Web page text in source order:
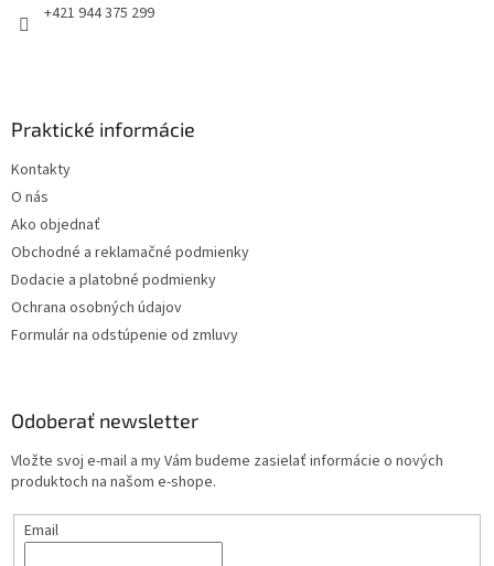
+421 944 375 299
Praktické informácie
Kontakty
O nás
Ako objednať
Obchodné a reklamačné podmienky
Dodacie a platobné podmienky
Ochrana osobných údajov
Formulár na odstúpenie od zmluvy
Odoberať newsletter
Vložte svoj e-mail a my Vám budeme zasielať informácie o nových
produktoch na našom e-shope.
Email